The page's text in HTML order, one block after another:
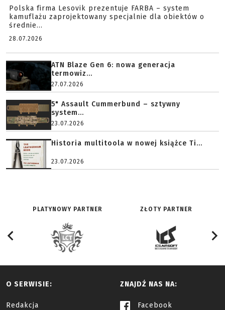
Polska firma Lesovik prezentuje FARBA – system
kamuflażu zaprojektowany specjalnie dla obiektów o
średnie...
28.07.2026
ATN Blaze Gen 6: nowa generacja
termowiz...
27.07.2026
5" Assault Cummerbund – sztywny
system...
23.07.2026
Historia multitoola w nowej książce Ti...
23.07.2026
PLATYNOWY PARTNER ZŁOTY PARTNER
O SERWISIE:
Redakcja
ZNAJDŹ NAS NA:
Facebook